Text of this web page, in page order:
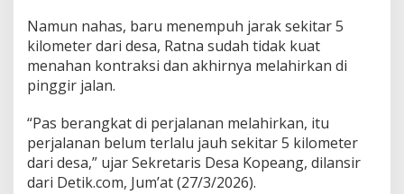
s
a
k
J
i
P
e
n
y
Namun nahas, baru menempuh jarak sekitar 5
kilometer dari desa, Ratna sudah tidak kuat
menahan kontraksi dan akhirnya melahirkan di
pinggir jalan.
“Pas berangkat di perjalanan melahirkan, itu
perjalanan belum terlalu jauh sekitar 5 kilometer
dari desa,” ujar Sekretaris Desa Kopeang, dilansir
dari Detik.com, Jum’at (27/3/2026).